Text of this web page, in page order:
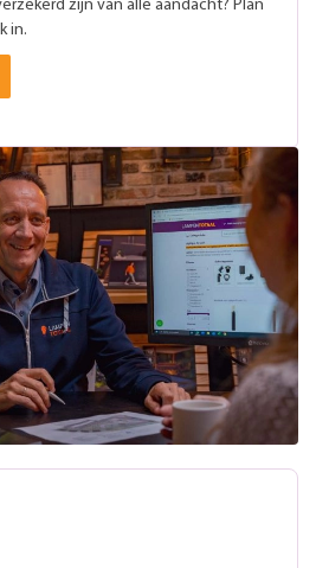
zijn van alle aandacht? Plan
in.